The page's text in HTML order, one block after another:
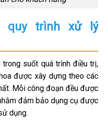
quy trình xử lý
suốt quá trình điều trị,
được xây dựng theo các
Mỗi công đoạn đều được
đảm bảo dụng cụ được
dụng.